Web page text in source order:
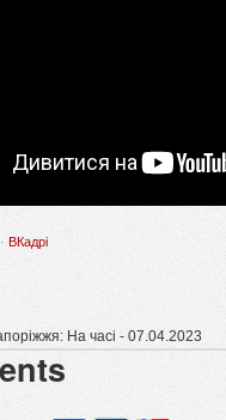
ВКадрі
На часі - 07.04.2023